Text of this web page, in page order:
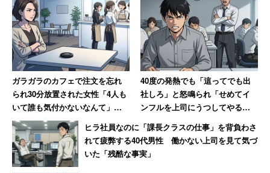
ガラガラのカフェで注文を忘れ
られ30分放置された女性「4人も
いて誰も気付かないなんて」
→「絶対その店には行かない」
40度の発熱でも「這ってでも出
社しろ」と怒鳴られ「せめてイ
ンフルを上司にうつしてやる」
と思った男性 数年後その職場
は「潰された」【後編】
ヒラ社員なのに「課長クラスの仕事」を背負わさ
れて疲弊する40代男性 働かない上司を見て気づ
いた「残酷な事実」